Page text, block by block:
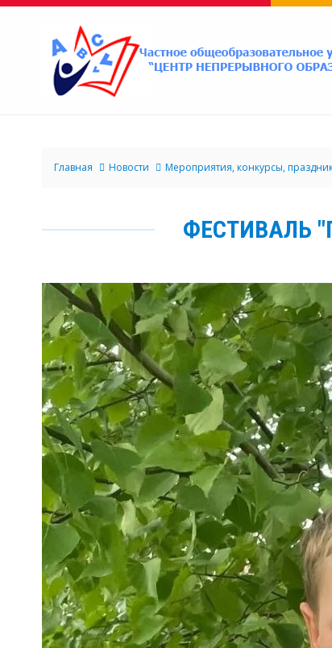
Главная Новости Мероприятия, конкурсы,
ФЕСТИВАЛЬ